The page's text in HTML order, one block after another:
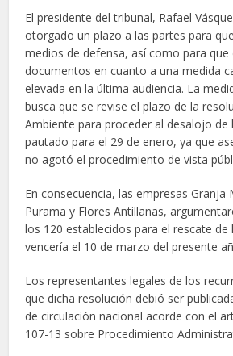
El presidente del tribunal, Rafael
otorgado un plazo a las partes para
medios de defensa, así como para que
documentos en cuanto a una medida
elevada en la última audiencia. La
busca que se revise el plazo de la
Ambiente para proceder al desalojo de
pautado para el 29 de enero, ya que
no agotó el procedimiento de vista
En consecuencia, las empresas Granja
Purama y Flores Antillanas,
los 120 establecidos para el rescate de
vencería el 10 de marzo del presente
Los representantes legales de los
que dicha resolución debió ser
de circulación nacional acorde con el
107-13 sobre Procedimiento